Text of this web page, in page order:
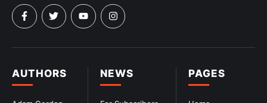
PAGES
NEWS
AUTHORS